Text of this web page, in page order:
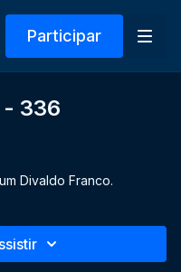
Participar
- 336
Divaldo Franco.